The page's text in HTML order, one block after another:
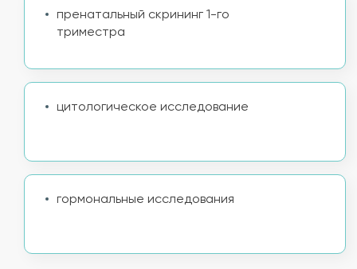
пренатальный скрининг 1-го
триместра
цитологическое исследование
гормональные исследования